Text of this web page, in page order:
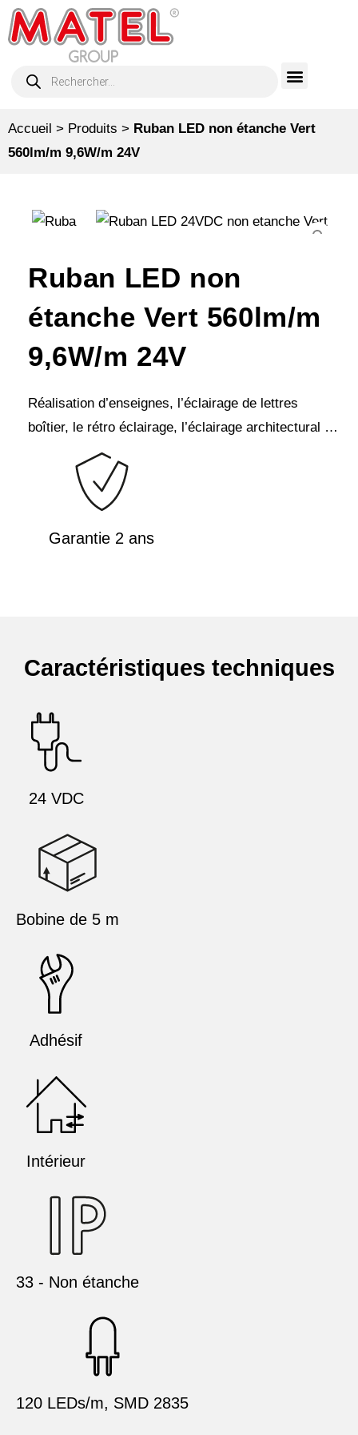
Accueil > Produits > Ruban LED non étanche Vert
560lm/m 9,6W/m 24V
Ruban LED non
étanche Vert 560lm/m
9,6W/m 24V
Réalisation d’enseignes, l’éclairage de lettres
boîtier, le rétro éclairage, l’éclairage architectural …
Garantie 2 ans
Caractéristiques techniques
24 VDC
Bobine de 5 m
Adhésif
Intérieur
33 - Non étanche
120 LEDs/m, SMD 2835